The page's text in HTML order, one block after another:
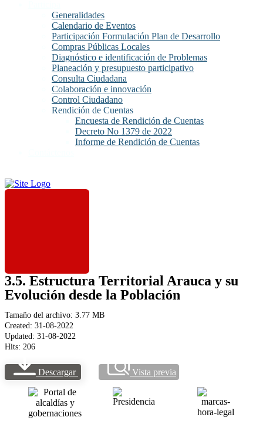
Generalidades
Calendario de Eventos
Participación Formulación Plan de Desarrollo
Compras Públicas Locales
Diagnóstico e identificación de Problemas
Planeación y presupuesto participativo
Consulta Ciudadana
Colaboración e innovación
Control Ciudadano
Rendición de Cuentas
Encuesta de Rendición de Cuentas
Decreto No 1379 de 2022
Informe de Rendición de Cuentas
3.5. Estructura Territorial Arauca y su
Evolución desde la Población
Tamaño del archivo: 3.77 MB
Created: 31-08-2022
Updated: 31-08-2022
Hits: 206
Descargar Vista previa